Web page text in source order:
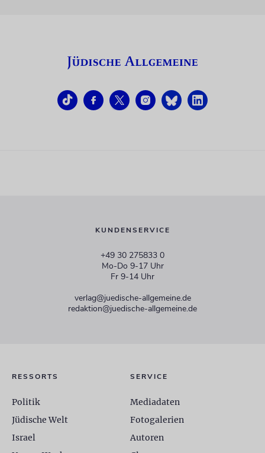
KUNDENSERVICE
+49 30 275833 0
Mo-Do 9-17 Uhr
Fr 9-14 Uhr
verlag@juedische-allgemeine.de
redaktion@juedische-allgemeine.de
RESSORTS
Politik
Jüdische Welt
Israel
SERVICE
Mediadaten
Fotogalerien
Autoren